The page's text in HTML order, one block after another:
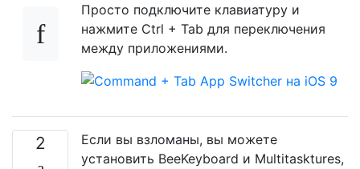
Просто подключите клавиатуру и
нажмите Ctrl + Tab для переключения
между приложениями.
2
Если вы взломаны, вы можете
установить BeeKeyboard и Multitasktures,